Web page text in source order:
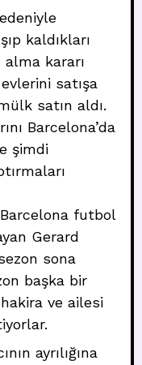
kaldıkları
kararı
evlerini satışa
satın aldı.
Barcelona’da
şimdi
Barcelona futbol
Gerard
sona
başka bir
ve ailesi
ayrılığına